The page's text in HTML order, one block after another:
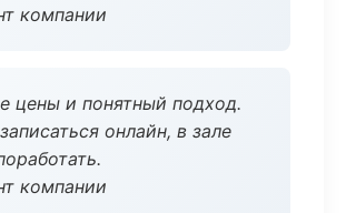
компании
цены и понятный подход.
онлайн, в зале
компании